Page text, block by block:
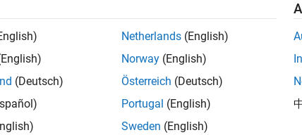
(Deutsch)
Netherlands (English)
Norway (English)
Österreich (Deutsch)
Portugal (English)
Sweden (English)